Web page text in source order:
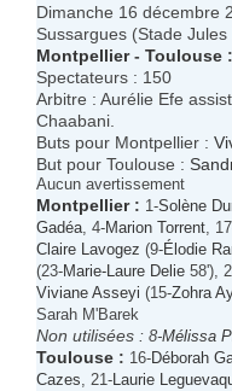
Dimanche 16 décembre
Sussargues (Stade Jules
Montpellier- Toulouse :
Spectateurs : 150
Arbitre : Aurélie Efe
Chaabani.
Buts pour Montpellier :
But pour Toulouse :
Aucun avertissement
Montpellier: 1-Solène
Gadéa , 4-Marion Torrent ,
Claire Lavogez (9-Élodie
(23-Marie-Laure Delie 58'),
Viviane Asseyi (15-Zohra
Sarah M'Barek
Non utilisées : 8-Mélissa
Toulouse : 16-Déborah
Cazes , 21- Laurie